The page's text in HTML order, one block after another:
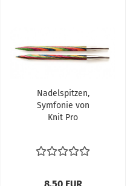
Nadelspitzen,
Symfonie von
Knit Pro